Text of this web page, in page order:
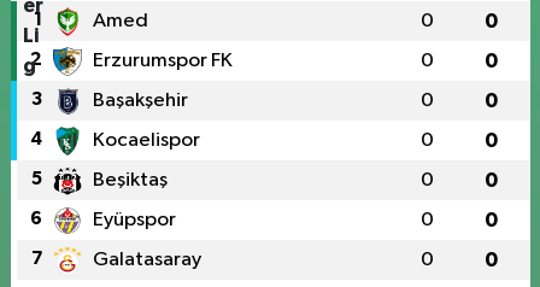
1 Amed 0 0
2 Erzurumspor FK 0 0
3 Başakşehir 0 0
4 Kocaelispor 0 0
5 Beşiktaş 0 0
6 Eyüpspor 0 0
7 Galatasaray 0 0